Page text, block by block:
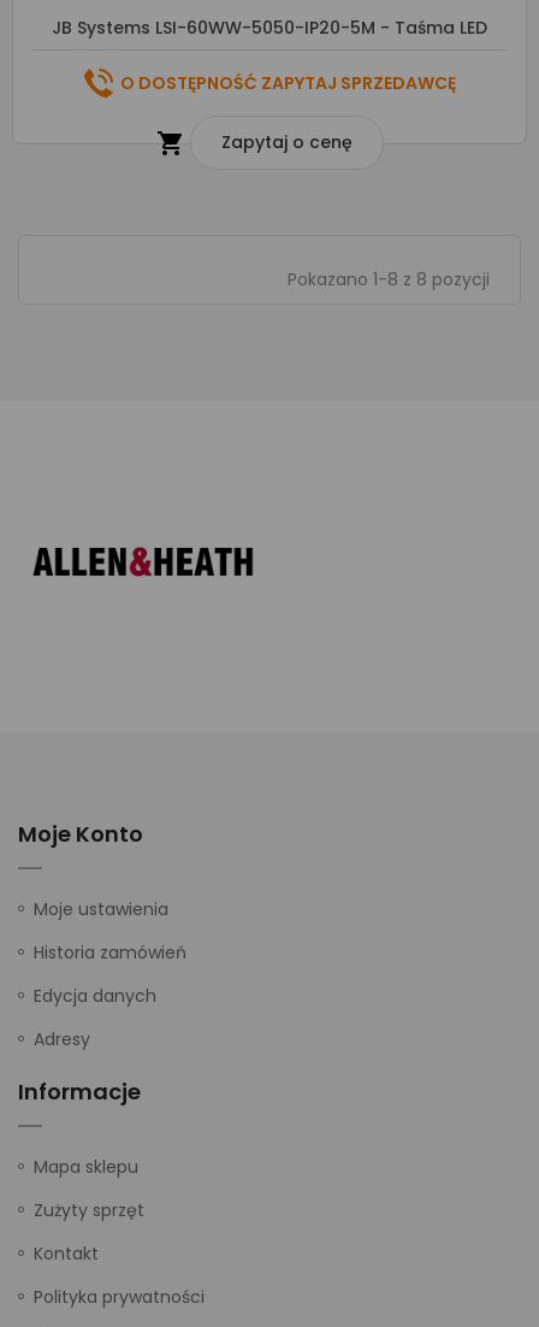
JB Systems LSI-60WW-5050-IP20-5M - Taśma LED
O DOSTĘPNOŚĆ ZAPYTAJ SPRZEDAWCĘ
 Zapytaj o cenę
Pokazano 1-8 z 8 pozycji
Moje Konto
Moje ustawienia
Historia zamówień
Edycja danych
Adresy
Informacje
Mapa sklepu
Zużyty sprzęt
Kontakt
Polityka prywatności